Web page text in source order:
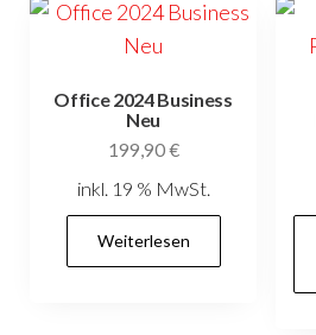
Office 2024 Business
Neu
199,90€
inkl. 19 % MwSt.
Weiterlesen